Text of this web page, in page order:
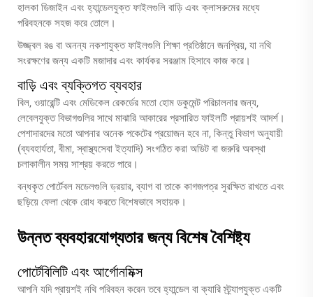
হালকা ডিজাইন এবং হ্যান্ডেলযুক্ত ফাইলগুলি বাড়ি এবং ক্লাসরুমের মধ্যে
পরিবহনকে সহজ করে তোলে।
উজ্জ্বল রঙ বা অনন্য নকশাযুক্ত ফাইলগুলি শিক্ষা প্রতিষ্ঠানে জনপ্রিয়, যা নথি
সংরক্ষণের জন্য একটি মজাদার এবং কার্যকর সরঞ্জাম হিসাবে কাজ করে।
বাড়ি এবং ব্যক্তিগত ব্যবহার
বিল, ওয়ারেন্টি এবং মেডিকেল রেকর্ডের মতো হোম ডকুমেন্ট পরিচালনার জন্য,
লেবেলযুক্ত বিভাগগুলির সাথে মাঝারি আকারের প্রসারিত ফাইলটি প্রায়শই আদর্শ।
পেশাদারদের মতো আপনার অনেক পকেটের প্রয়োজন হবে না, কিন্তু বিভাগ অনুযায়ী
(ব্যবহার্যতা, বীমা, স্বাস্থ্যসেবা ইত্যাদি) সংগঠিত করা অডিট বা জরুরি অবস্থা
চলাকালীন সময় সাশ্রয় করতে পারে।
বন্ধকৃত পোর্টেবল মডেলগুলি ড্রয়ার, ব্যাগ বা তাকে কাগজপত্র সুরক্ষিত রাখতে এবং
ছড়িয়ে ফেলা থেকে রোধ করতে বিশেষভাবে সহায়ক।
উন্নত ব্যবহারযোগ্যতার জন্য বিশেষ বৈশিষ্ট্য
পোর্টেবিলিটি এবং আর্গোনমিক্স
আপনি যদি প্রায়শই নথি পরিবহন করেন তবে হ্যান্ডেল বা ক্যারি স্ট্র্যাপযুক্ত একটি